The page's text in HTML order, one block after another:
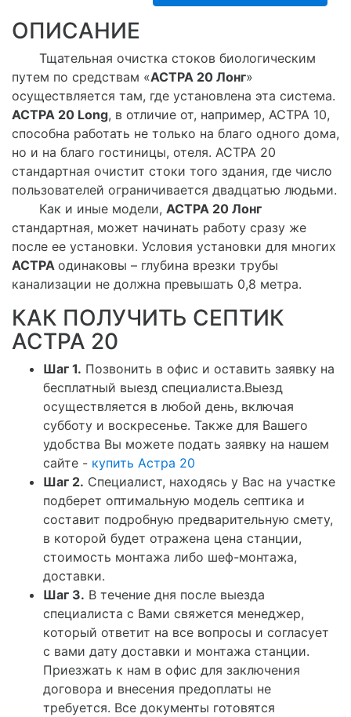
ОПИСАНИЕ
Тщательная очистка стоков биологическим
путем по средствам «АСТРА 20 Лонг»
осуществляется там, где установлена эта система.
АСТРА 20 Long, в отличие от, например, АСТРА 10,
способна работать не только на благо одного дома,
но и на благо гостиницы, отеля. АСТРА 20
стандартная очистит стоки того здания, где число
пользователей ограничивается двадцатью людьми.
Как и иные модели, АСТРА 20 Лонг
стандартная, может начинать работу сразу же
после ее установки. Условия установки для многих
АСТРА одинаковы – глубина врезки трубы
канализации не должна превышать 0,8 метра.
КАК ПОЛУЧИТЬ СЕПТИК
АСТРА 20
Шаг 1. Позвонить в офис и оставить заявку на
бесплатный выезд специалиста.Выезд
осуществляется в любой день, включая
субботу и воскресенье. Также для Вашего
удобства Вы можете подать заявку на нашем
сайте - купить Астра 20
Шаг 2. Специалист, находясь у Вас на участке
подберет оптимальную модель септика и
составит подробную предварительную смету,
в которой будет отражена цена станции,
стоимость монтажа либо шеф-монтажа,
доставки.
Шаг 3. В течение дня после выезда
специалиста с Вами свяжется менеджер,
который ответит на все вопросы и согласует
с вами дату доставки и монтажа станции.
Приезжать к нам в офис для заключения
договора и внесения предоплаты не
требуется. Все документы готовятся